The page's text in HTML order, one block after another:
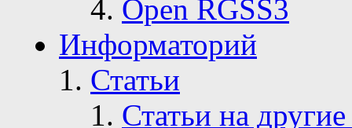
Open RGSS3
Информаторий
Статьи
Статьи на